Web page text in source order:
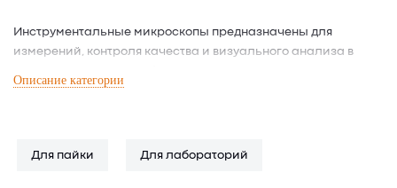
Инструментальные микроскопы предназначены для
измерений, контроля качества и визуального анализа в
сферах. Эти устройства позволяют работать с крупными
регулируемый фокус делают их удобными для длительных
Описание категории
Для пайки Для лабораторий